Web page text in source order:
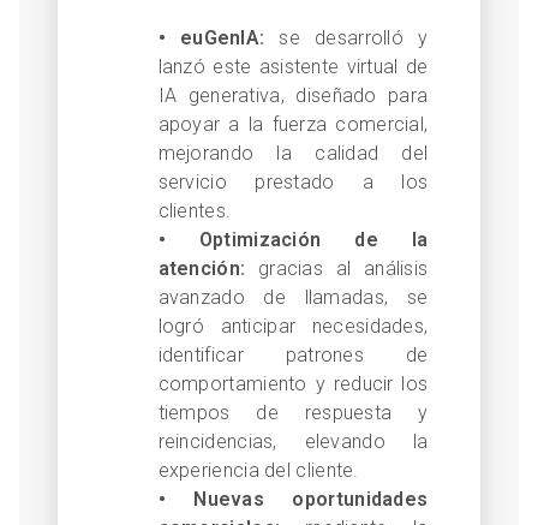
• euGenIA: se desarrolló y
lanzó este asistente virtual de
IA generativa, diseñado para
apoyar a la fuerza comercial,
mejorando la calidad del
servicio prestado a los
clientes.
• Optimización de la
atención: gracias al análisis
avanzado de llamadas, se
logró anticipar necesidades,
identificar patrones de
comportamiento y reducir los
tiempos de respuesta y
reincidencias, elevando la
experiencia del cliente.
• Nuevas oportunidades